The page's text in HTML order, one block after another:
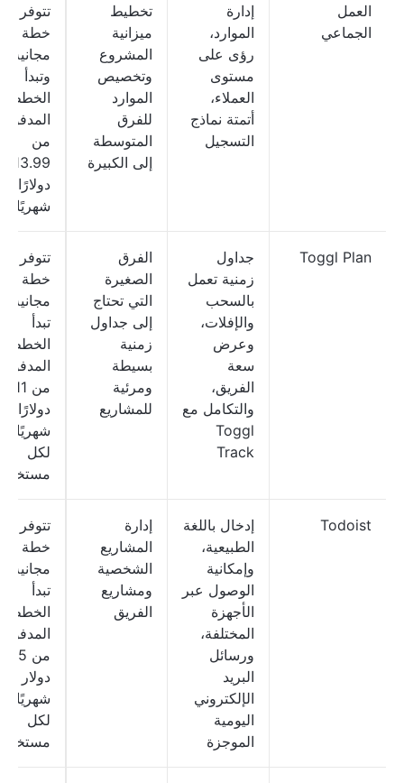
العمل
الجماعي
إدارة
الموارد،
رؤى على
مستوى
العملاء،
أتمتة نماذج
التسجيل
تخطيط
ميزانية
المشروع
وتخصيص
الموارد
للفرق
المتوسطة
إلى الكبيرة
تتوفر
خطة
مجانية؛
وتبدأ
الخطط
من
13.99
دولارًا
شهريًا
Toggl Plan
جداول
زمنية تعمل
بالسحب
والإفلات،
وعرض
سعة
الفريق،
والتكامل مع
Toggl
Track
الفرق
الصغيرة
التي تحتاج
إلى جداول
زمنية
بسيطة
ومرئية
للمشاريع
تتوفر
خطة
مجانية؛
تبدأ
الخطط
من 11
دولارًا
شهريًا
لكل
مستخدم
Todoist
إدخال باللغة
الطبيعية،
وإمكانية
الوصول عبر
الأجهزة
المختلفة،
ورسائل
البريد
الإلكتروني
اليومية
الموجزة
إدارة
المشاريع
الشخصية
ومشاريع
الفريق
تتوفر
خطة
مجانية؛
تبدأ
الخطط
من 2.5
دولار
شهريًا
لكل
مستخدم